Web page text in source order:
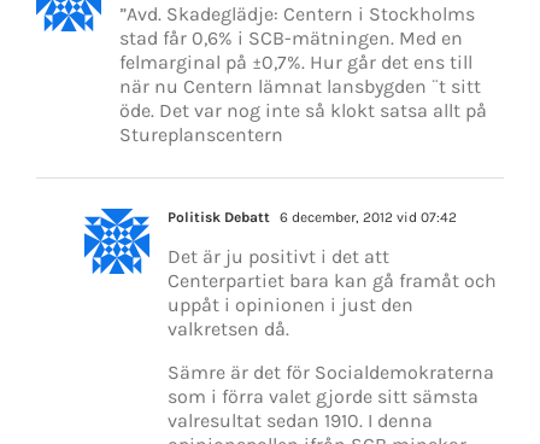
”Avd. Skadeglädje: Centern i Stockholms
stad får 0,6% i SCB-mätningen. Med en
felmarginal på ±0,7%. Hur går det ens till
när nu Centern lämnat lansbygden ¨t sitt
öde. Det var nog inte så klokt satsa allt på
Stureplanscentern
Politisk Debatt 6 december, 2012 vid 07:42
Det är ju positivt i det att
Centerpartiet bara kan gå framåt och
uppåt i opinionen i just den
valkretsen då.
Sämre är det för Socialdemokraterna
som i förra valet gjorde sitt sämsta
valresultat sedan 1910. I denna